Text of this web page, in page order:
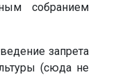
собранием
запрета
(сюда не